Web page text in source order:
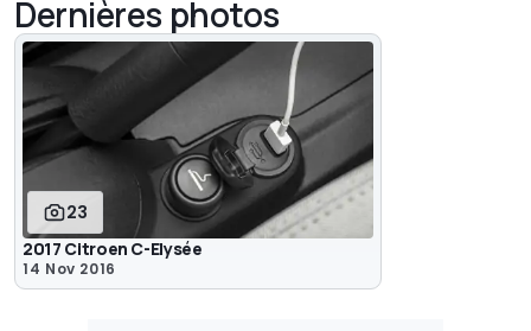
Dernières photos
23
2017 Citroen C-Elysée
14 Nov 2016